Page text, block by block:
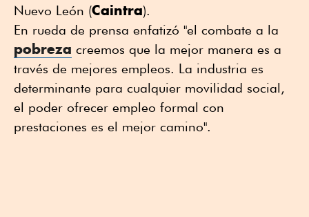
Nuevo León (Caintra).
En rueda de prensa enfatizó "el combate a la
pobreza creemos que la mejor manera es a
través de mejores empleos. La industria es
determinante para cualquier movilidad social,
el poder ofrecer empleo formal con
prestaciones es el mejor camino".